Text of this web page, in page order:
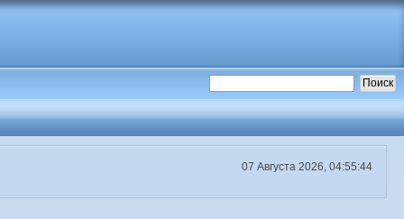
07 Августа 2026, 04:55:44